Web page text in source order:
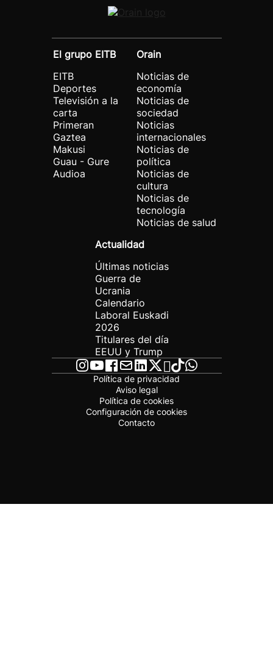
El grupo EITB
EITB
Deportes
Televisión a la
carta
Primeran
Gaztea
Makusi
Guau - Gure
Audioa
Orain
Noticias de
economía
Noticias de
sociedad
Noticias
internacionales
Noticias de
política
Noticias de
cultura
Noticias de
tecnología
Noticias de salud
Actualidad
Últimas noticias
Guerra de
Ucrania
Calendario
Laboral Euskadi
2026
Titulares del día
EEUU y Trump
Política de privacidad
Aviso legal
Política de cookies
Configuración de cookies
Contacto